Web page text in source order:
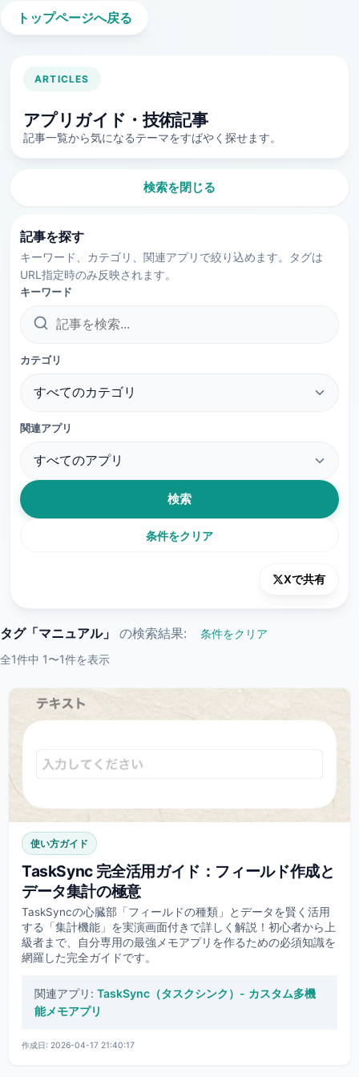
トップページへ戻る
ARTICLES
アプリガイド・技術記事
記事一覧から気になるテーマをすばやく探せます。
検索を閉じる
記事を探す
キーワード、カテゴリ、関連アプリで絞り込めます。タグは
URL指定時のみ反映されます。
キーワード
カテゴリ
関連アプリ
検索
条件をクリア
Xで共有
タグ「マニュアル」 の検索結果: 条件をクリア
全1件中 1〜1件を表示
使い方ガイド
TaskSync 完全活用ガイド：フィールド作成と
データ集計の極意
TaskSyncの心臓部「フィールドの種類」とデータを賢く活用
する「集計機能」を実演画面付きで詳しく解説！初心者から上
級者まで、自分専用の最強メモアプリを作るための必須知識を
網羅した完全ガイドです。
関連アプリ: TaskSync（タスクシンク）- カスタム多機
能メモアプリ
作成日: 2026-04-17 21:40:17